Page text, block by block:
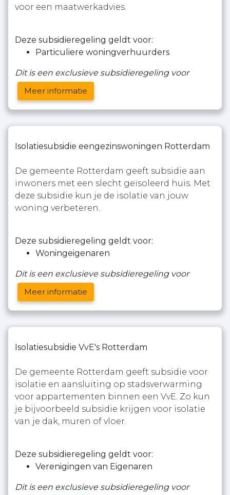
voor een maatwerkadvies.
Deze subsidieregeling geldt voor:
Particuliere woningverhuurders
Dit is een exclusieve subsidieregeling voor
Meer informatie
Isolatiesubsidie eengezinswoningen Rotterdam
De gemeente Rotterdam geeft subsidie aan
inwoners met een slecht geïsoleerd huis. Met
deze subsidie kun je de isolatie van jouw
woning verbeteren.
Deze subsidieregeling geldt voor:
Woningeigenaren
Dit is een exclusieve subsidieregeling voor
Meer informatie
Isolatiesubsidie VvE's Rotterdam
De gemeente Rotterdam geeft subsidie voor
isolatie en aansluiting op stadsverwarming
voor appartementen binnen een VvE. Zo kun
je bijvoorbeeld subsidie krijgen voor isolatie
van je dak, muren of vloer.
Deze subsidieregeling geldt voor:
Verenigingen van Eigenaren
Dit is een exclusieve subsidieregeling voor